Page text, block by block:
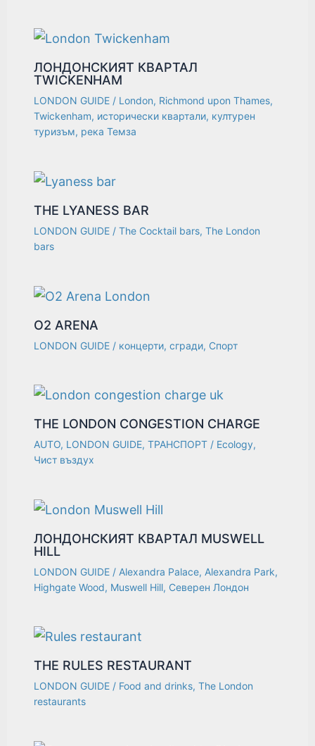
ЛОНДОНСКИЯТ КВАРТАЛ
TWICKENHAM
LONDON GUIDE / London, Richmond upon Thames,
Twickenham, исторически квартали, културен
туризъм, река Темза
THE LYANESS BAR
LONDON GUIDE /The Cocktail bars,The London
bars
О2 ARENA
LONDON GUIDE / концерти,сгради, Спорт
THE LONDON CONGESTION CHARGE
AUTO, LONDON GUIDE,ТРАНСПОРТ / Ecology,
Чист въздух
ЛОНДОНСКИЯТ КВАРТАЛ MUSWELL
HILL
LONDON GUIDE / Alexandra Palace, Alexandra Park,
Highgate Wood, Muswell Hill, Северен Лондон
THE RULES RESTAURANT
LONDON GUIDE / Food and drinks,The London
restaurants